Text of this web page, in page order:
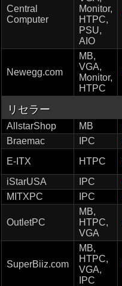
Central
Computer
Monitor,
HTPC,
PSU,
AIO
Newegg.com
MB,
VGA,
Monitor,
HTPC
リセラー
AllstarShop MB
Braemac IPC
E-ITX HTPC
iStarUSA
IPC
MITXPC IPC
OutletPC
MB,
HTPC,
VGA
SuperBiiz.com
MB,
HTPC,
VGA,
IPC